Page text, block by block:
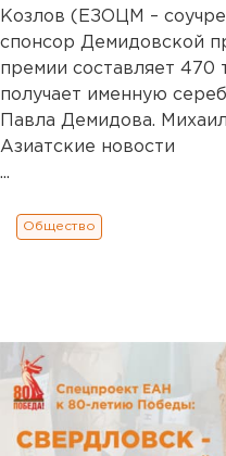
Козлов (ЕЗОЦМ –
спонсор Демидовской
премии составляет 470
получает именную
Павла Демидова.
Азиатские новости
...
Общество